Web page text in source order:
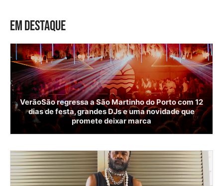
EM DESTAQUE
VerãoSão regressa a São Martinho do Porto com 12
dias de festa, grandes DJs e uma novidade que
promete deixar marca